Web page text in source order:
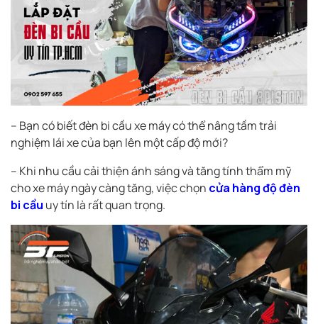
– Bạn có biết đèn bi cầu xe máy có thể nâng tầm trải
nghiệm lái xe của bạn lên một cấp độ mới?
– Khi nhu cầu cải thiện ánh sáng và tăng tính thẩm mỹ
cho xe máy ngày càng tăng, việc chọn cửa hàng độ đèn
bi cầu uy tín là rất quan trọng.